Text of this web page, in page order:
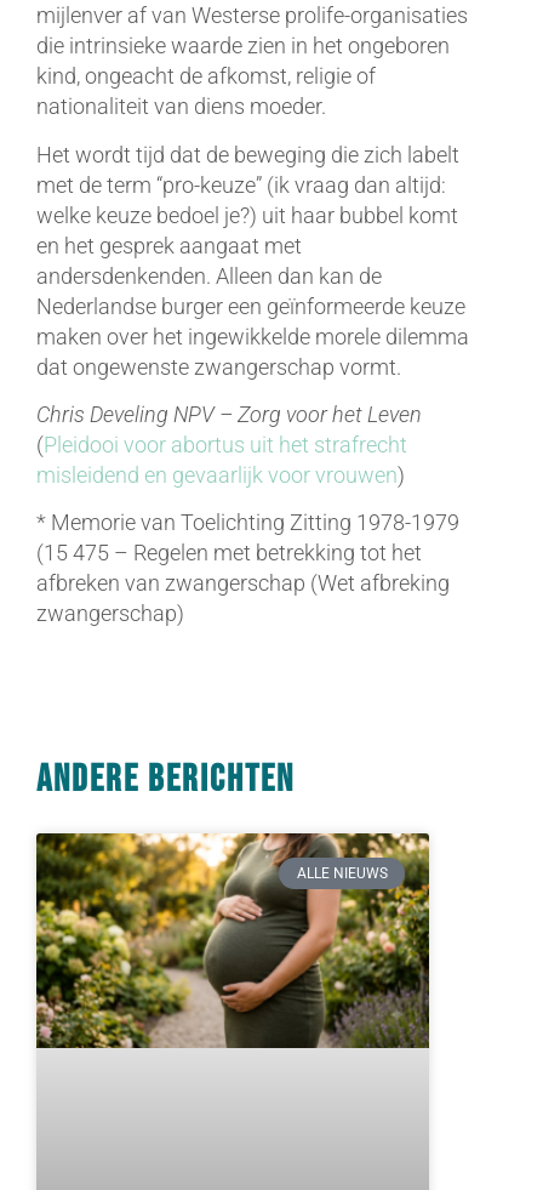
mijlenver af van Westerse prolife-organisaties
die intrinsieke waarde zien in het ongeboren
kind, ongeacht de afkomst, religie of
nationaliteit van diens moeder.
Het wordt tijd dat de beweging die zich labelt
met de term “pro-keuze” (ik vraag dan altijd:
welke keuze bedoel je?) uit haar bubbel komt
en het gesprek aangaat met
andersdenkenden. Alleen dan kan de
Nederlandse burger een geïnformeerde keuze
maken over het ingewikkelde morele dilemma
dat ongewenste zwangerschap vormt.
Chris Develing NPV – Zorg voor het Leven
(Pleidooi voor abortus uit het strafrecht
misleidend en gevaarlijk voor vrouwen)
* Memorie van Toelichting Zitting 1978-1979
(15 475 – Regelen met betrekking tot het
afbreken van zwangerschap (Wet afbreking
zwangerschap)
Andere berichten
ALLE NIEUWS